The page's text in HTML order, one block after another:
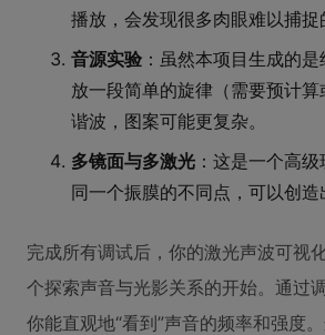
播放，会发现很多肉眼难以捕捉
音源实验 ：虽然本项目生成的
放一段简单的旋律（需要预计
谐波，图案可能更复杂。
多镜面与多激光 ：这是一个高
同一个振膜的不同点，可以创
完成所有调试后，你的激光声波可视
个探索声音与光影关系的开始。通过
你能直观地“看到”声音的频率和强度